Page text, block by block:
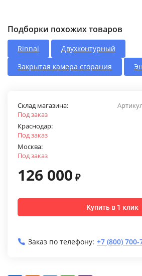
Подборки похожих товаров
Rinnai
Двухконтурный
Закрытая камера сгорания
Склад магазина:
Под заказ
Краснодар:
Под заказ
Москва:
Под заказ
126 000 ₽
Купить в 1 клик
Заказ по телефону: +7 (800) 700-